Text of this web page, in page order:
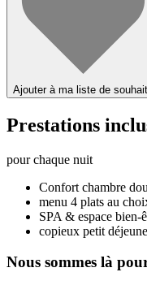
Ajouter à ma liste de
Prestations
pour chaque nuit
Confort chambre
menu 4 plats au
SPA & espace bien-
copieux petit
Nous sommes là